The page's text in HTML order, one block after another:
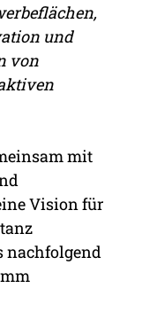
und
von
mit
Vision für
nachfolgend